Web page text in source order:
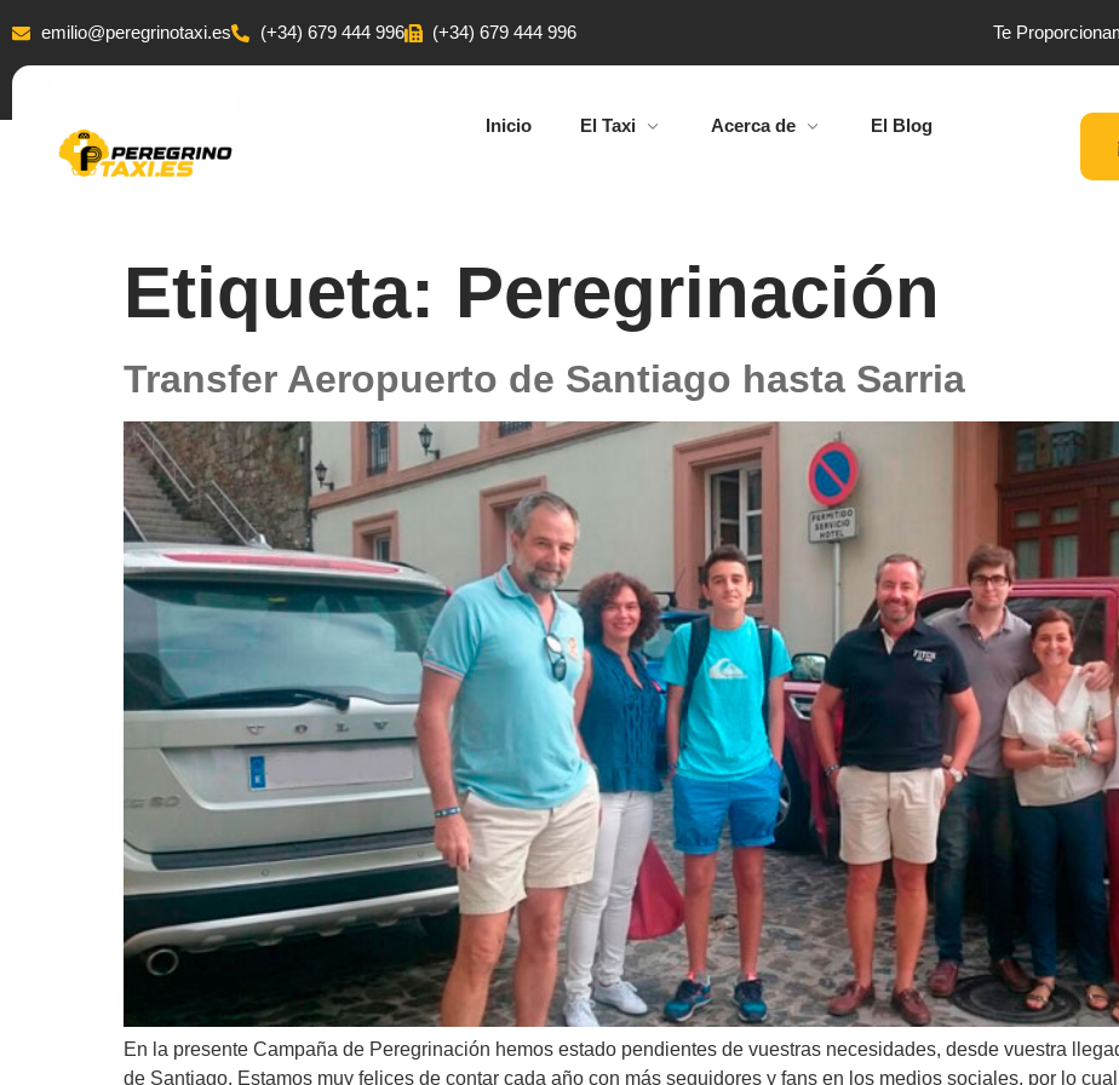
emilio@peregrinotaxi.es (+34) 679 444 996 (+34) 679 444 996 Te
Inicio El Taxi Acerca de
El Blog
Etiqueta: Peregrinación
Transfer Aeropuerto de Santiago hasta Sarria
En la presente Campaña de Peregrinación hemos estado pendientes de vuestras necesidades, desde vuestra
de Santiago. Estamos muy felices de contar cada año con más seguidores y fans en los medios sociales, por lo